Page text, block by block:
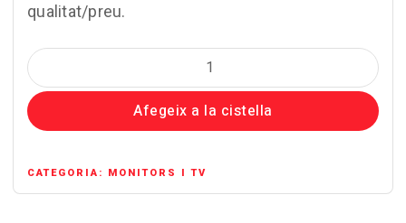
qualitat/preu.
quantitat
de
Lenovo
D27-
Afegeix a la cistella
CATEGORIA: MONITORS I TV